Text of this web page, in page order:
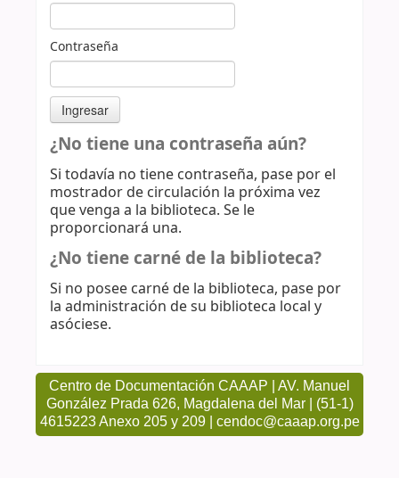
Contraseña
¿No tiene una contraseña aún?
Si todavía no tiene contraseña, pase por el
mostrador de circulación la próxima vez
que venga a la biblioteca. Se le
proporcionará una.
¿No tiene carné de la biblioteca?
Si no posee carné de la biblioteca, pase por
la administración de su biblioteca local y
asóciese.
Centro de Documentación CAAAP | AV. Manuel
González Prada 626, Magdalena del Mar | (51-1)
4615223 Anexo 205 y 209 | cendoc@caaap.org.pe